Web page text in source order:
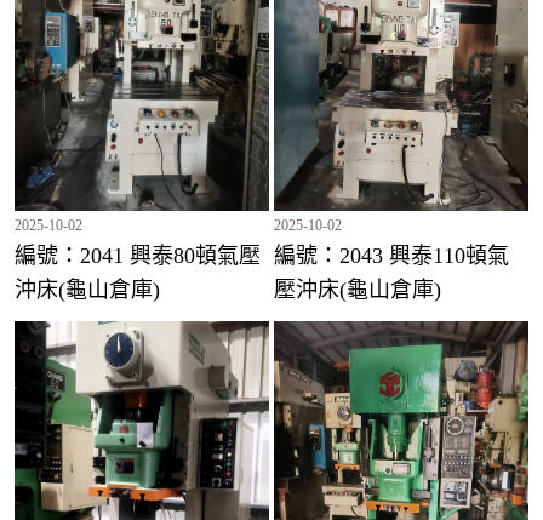
編號：2041 興泰80頓氣壓沖床(龜山倉庫)
2025-10-02
編號：2041 興泰80頓氣壓
沖床(龜山倉庫)
2025-10-02
編號：2043 興泰110頓氣
壓沖床(龜山倉庫)